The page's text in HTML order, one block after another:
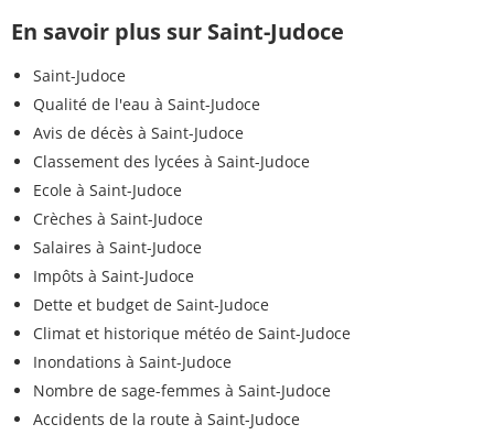
En savoir plus sur Saint-Judoce
Saint-Judoce
Qualité de l'eau à Saint-Judoce
Avis de décès à Saint-Judoce
Classement des lycées à Saint-Judoce
Ecole à Saint-Judoce
Crèches à Saint-Judoce
Salaires à Saint-Judoce
Impôts à Saint-Judoce
Dette et budget de Saint-Judoce
Climat et historique météo de Saint-Judoce
Inondations à Saint-Judoce
Nombre de sage-femmes à Saint-Judoce
Accidents de la route à Saint-Judoce